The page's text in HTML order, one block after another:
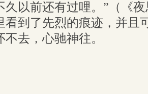
久以前还有过哩。”（《
看到了先烈的痕迹，并且
去，心驰神往。